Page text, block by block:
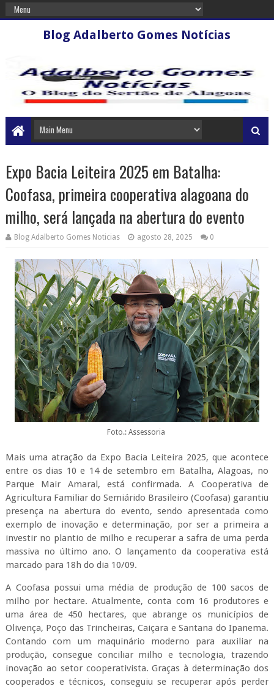
Blog Adalberto Gomes Notícias
Expo Bacia Leiteira 2025 em Batalha:
Coofasa, primeira cooperativa alagoana do
milho, será lançada na abertura do evento
Blog Adalberto Gomes Noticias agosto 28, 2025 0
Foto.: Assessoria
Mais uma atração da Expo Bacia Leiteira 2025, que acontece
entre os dias 10 e 14 de setembro em Batalha, Alagoas, no
Parque Mair Amaral, está confirmada. A Cooperativa de
Agricultura Familiar do Semiárido Brasileiro (Coofasa) garantiu
presença na abertura do evento, sendo apresentada como
exemplo de inovação e determinação, por ser a primeira a
investir no plantio de milho e recuperar a safra de uma perda
massiva no último ano. O lançamento da cooperativa está
marcado para 18h do dia 10/09.
A Coofasa possui uma média de produção de 100 sacos de
milho por hectare. Atualmente, conta com 16 produtores e
uma área de 450 hectares, que abrange os municípios de
Olivença, Poço das Trincheiras, Caiçara e Santana do Ipanema.
Contando com um maquinário moderno para auxiliar na
produção, consegue conciliar milho e tecnologia, trazendo
inovação ao setor cooperativista. Graças à determinação dos
cooperados e técnicos, conseguiu se recuperar após perder